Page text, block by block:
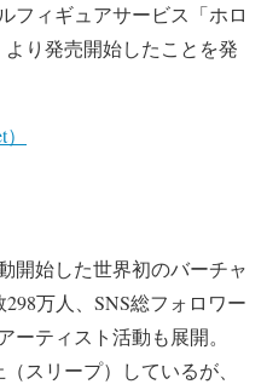
フィギュアサービス「ホロ
り発売開始したことを発
開始した世界初のバーチャ
万人、SNS総フォロワー
ーティスト活動も展開。
スリープ）しているが、